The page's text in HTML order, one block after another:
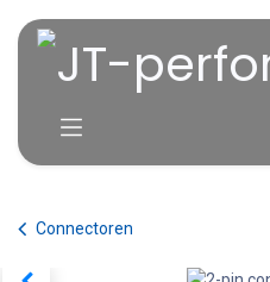
Connectoren